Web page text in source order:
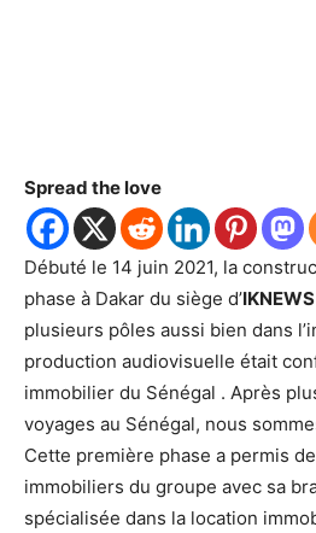
Spread the love
Débuté le 14 juin 2021, la
phase à Dakar du siège d’
plusieurs pôles aussi bien dans
production audiovisuelle était
immobilier du Sénégal . Après
voyages au Sénégal, nous
Cette première phase a permis
immobiliers du groupe avec sa
spécialisée dans la location